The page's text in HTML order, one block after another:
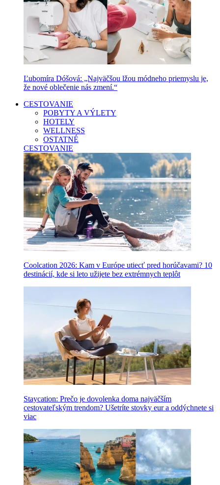
Ľubomíra Dóšová: „Najväčšou lžou módneho priemyslu je,
že nové oblečenie nás zmení.“
CESTOVANIE
POBYTY A VÝLETY
HOTELY
WELLNESS
OSTATNÉ
CESTOVANIE
Coolcation 2026: Kam v Európe utiecť pred horúčavami? 10
destinácií, kde si leto užijete bez extrémnych teplôt
Staycation: Prečo je dovolenka doma najväčším
cestovateľským trendom? Ušetríte stovky eur a oddýchnete si
viac